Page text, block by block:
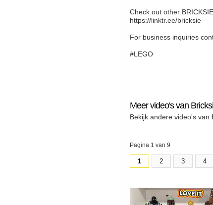
Check out other
https://linktr.ee/bricksie
For business inquiries
#LEGO
Meer video's van
Bekijk andere video's van
Pagina 1 van 9
1 2 3 4